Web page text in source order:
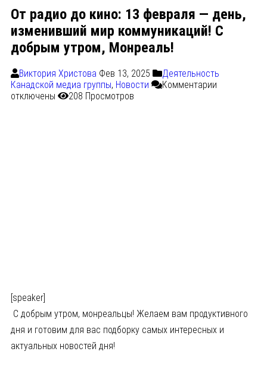
От радио до кино: 13 февраля — день,
изменивший мир коммуникаций! С
добрым утром, Монреаль!
Виктория Христова Фев 13, 2025
Деятельность
Канадской медиа группы, Новости
Комментарии
отключены
208 Просмотров
[speaker]
С добрым утром, монреальцы! Желаем вам продуктивного
дня и готовим для вас подборку самых интересных и
актуальных новостей дня!